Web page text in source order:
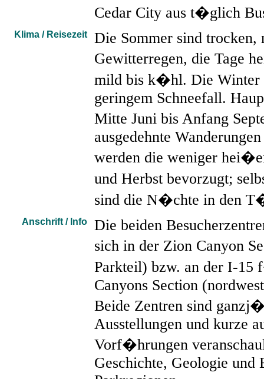
Cedar City aus t�glich
Klima / Reisezeit
Die Sommer sind trocken,
Gewitterregen, die Tage
mild bis k�hl. Die Winter
geringem Schneefall.
Mitte Juni bis Anfang
ausgedehnte
werden die weniger
und Herbst bevorzugt;
sind die N�chte in den
Anschrift / Info
Die beiden
sich in der Zion Canyon
Parkteil) bzw. an der I-
Canyons Section
Beide Zentren sind
Ausstellungen und kurze
Vorf�hrungen
Geschichte, Geologie und